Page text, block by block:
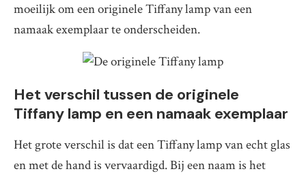
moeilijk om een originele Tiffany lamp van een
namaak exemplaar te onderscheiden.
Het verschil tussen de originele
Tiffany lamp en een namaak exemplaar
Het grote verschil is dat een Tiffany lamp van echt glas
en met de hand is vervaardigd. Bij een naam is het